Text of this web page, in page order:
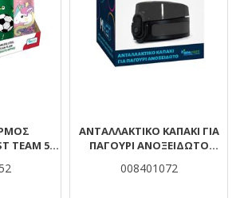
TEAM 500
ΑΝΤΑΛΛΑΚΤΙΚΟ ΚΑΠΑΚΙ ΓΙΑ
ΠΑΓΟΥΡΙ ΑΝΟΞΕΙΔΩΤΟ
008401072